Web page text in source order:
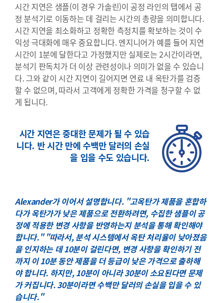
시간 지연은 샘플(이 경우 가솔린)이 공정 라인의 탭에서 공
정 분석기로 이동하는 데 걸리는 시간의 총량을 의미합니다.
시간 지연을 최소화하고 정확한 측정치를 확보하는 것이 수
익성 극대화에 매우 중요합니다. 엔지니어가 예를 들어 지연
시간이 1분에 달한다고 가정했지만 실제로는 2시간이라면,
분석기 판독치가 더 이상 관련성이나 의미가 없을 수 있습니
다. 그와 같이 시간 지연이 길어지면 연료 내 옥탄가를 검증
할 수 없으며, 따라서 고객에게 정확한 가격을 청구할 수 없
게 됩니다.
시간 지연은 중대한 문제가 될 수 있습
니다. 반 시간 만에 수백만 달러의 손실
을 입을 수도 있습니다.
Alexander가 이어서 설명합니다. "고옥탄가 제품을 혼합하
다가 옥탄가가 낮은 제품으로 전환하려면, 수집한 샘플이 공
정에 적용한 변경 사항을 반영하는지 분석을 통해 확인해야
합니다." "따라서, 분석 시스템에서 옥탄 처리율이 낮아졌음
을 인지하는 데 10분이 걸린다면, 변경 사항을 확인하기 전
까지 이 10분 동안 제품을 더 등급이 낮은 가격으로 출하해
야 합니다. 하지만, 10분이 아니라 30분이 소요된다면 문제
가 커집니다. 30분이라면 수백만 달러의 손실을 입을 수 있
습니다."